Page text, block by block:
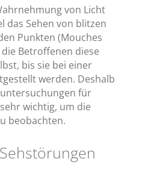
von Licht
das Sehen von blitzen
Punkten (Mouches
Betroffenen diese
bis sie bei einer
werden. Deshalb
für
wichtig, um die
beobachten.